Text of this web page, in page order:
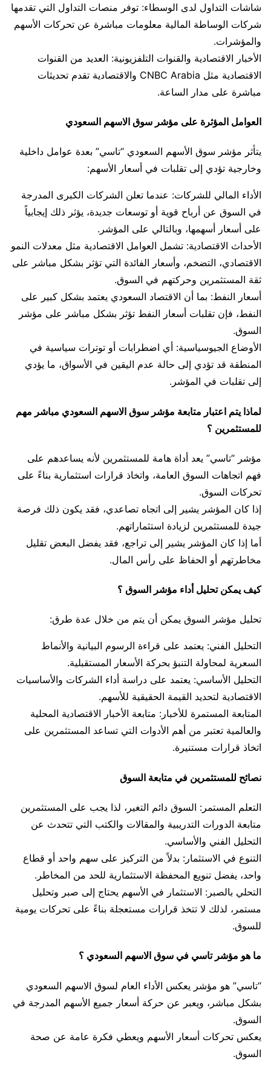
شاشات التداول لدى الوسطاء: توفر منصات التداول التي تقدمها
شركات الوساطة المالية معلومات مباشرة عن تحركات الأسهم
والمؤشرات.
الأخبار الاقتصادية والقنوات التلفزيونية: العديد من القنوات
الاقتصادية مثل CNBC Arabia والاقتصادية تقدم تحديثات
مباشرة على مدار الساعة.
العوامل المؤثرة على مؤشر سوق الاسهم السعودي
يتأثر مؤشر سوق الأسهم السعودي “تاسي” بعدة عوامل داخلية
وخارجية تؤدي إلى تقلبات في أسعار الأسهم:
الأداء المالي للشركات: عندما تعلن الشركات الكبرى المدرجة
في السوق عن أرباح قوية أو توسعات جديدة، يؤثر ذلك إيجابياً
على أسعار أسهمها، وبالتالي على المؤشر.
الأحداث الاقتصادية: تشمل العوامل الاقتصادية مثل معدلات النمو
الاقتصادي، التضخم، وأسعار الفائدة التي تؤثر بشكل مباشر على
ثقة المستثمرين وحركتهم في السوق.
أسعار النفط: بما أن الاقتصاد السعودي يعتمد بشكل كبير على
النفط، فإن تقلبات أسعار النفط تؤثر بشكل مباشر على مؤشر
السوق.
الأوضاع الجيوسياسية: أي اضطرابات أو توترات سياسية في
المنطقة قد تؤدي إلى حالة عدم اليقين في الأسواق، ما يؤدي
إلى تقلبات في المؤشر.
لماذا يتم اعتبار متابعة مؤشر سوق الاسهم السعودي مباشر مهم
للمستثمرين ؟
مؤشر “تاسي” يعد أداة هامة للمستثمرين لأنه يساعدهم على
فهم اتجاهات السوق العامة، واتخاذ قرارات استثمارية بناءً على
تحركات السوق.
إذا كان المؤشر يشير إلى اتجاه تصاعدي، فقد يكون ذلك فرصة
جيدة للمستثمرين لزيادة استثماراتهم.
أما إذا كان المؤشر يشير إلى تراجع، فقد يفضل البعض تقليل
مخاطرتهم أو الحفاظ على رأس المال.
كيف يمكن تحليل أداء مؤشر السوق ؟
تحليل مؤشر السوق يمكن أن يتم من خلال عدة طرق:
التحليل الفني: يعتمد على قراءة الرسوم البيانية والأنماط
السعرية لمحاولة التنبؤ بحركة الأسعار المستقبلية.
التحليل الأساسي: يعتمد على دراسة أداء الشركات والأساسيات
الاقتصادية لتحديد القيمة الحقيقية للأسهم.
المتابعة المستمرة للأخبار: متابعة الأخبار الاقتصادية المحلية
والعالمية تعتبر من أهم الأدوات التي تساعد المستثمرين على
اتخاذ قرارات مستنيرة.
نصائح للمستثمرين في متابعة السوق
التعلم المستمر: السوق دائم التغير، لذا يجب على المستثمرين
متابعة الدورات التدريبية والمقالات والكتب التي تتحدث عن
التحليل الفني والأساسي.
التنوع في الاستثمار: بدلاً من التركيز على سهم واحد أو قطاع
واحد، يفضل تنويع المحفظة الاستثمارية للحد من المخاطر.
التحلي بالصبر: الاستثمار في الأسهم يحتاج إلى صبر وتحليل
مستمر، لذلك لا تتخذ قرارات مستعجلة بناءً على تحركات يومية
للسوق.
ما هو مؤشر تاسي في سوق الاسهم السعودي ؟
“تاسي” هو مؤشر يعكس الأداء العام لسوق الاسهم السعودي
بشكل مباشر، ويعبر عن حركة أسعار جميع الأسهم المدرجة في
السوق.
يعكس تحركات أسعار الأسهم ويعطي فكرة عامة عن صحة
السوق.